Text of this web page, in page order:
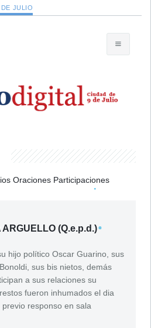
DE JULIO
Oraciones Participaciones
ARGUELLO (Q.e.p.d.)
hijo político Oscar Guarino, sus
sus bis nietos, demás
a sus relaciones su
fueron inhumados el dia
responso en sala